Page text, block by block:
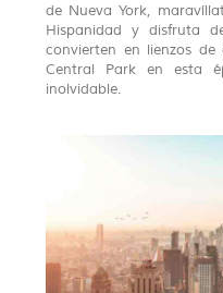
de Nueva York,
Hispanidad y disfruta
convierten en lienzos
Central Park en esta
inolvidable.